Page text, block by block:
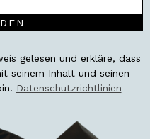
gelesen und erkläre, dass
seinem Inhalt und seinen
Datenschutzrichtlinien